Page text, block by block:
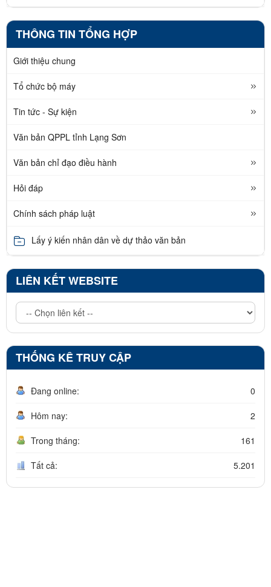
THÔNG TIN TỔNG HỢP
Giới thiệu chung
Tổ chức bộ máy
Tin tức - Sự kiện
Văn bản QPPL tỉnh Lạng Sơn
Văn bản chỉ đạo điều hành
Hỏi đáp
Chính sách pháp luật
Lấy ý kiến nhân dân về dự thảo văn bản
LIÊN KẾT WEBSITE
THỐNG KÊ TRUY CẬP
Đang online: 0
Hôm nay: 2
Trong tháng: 161
Tất cả: 5.201